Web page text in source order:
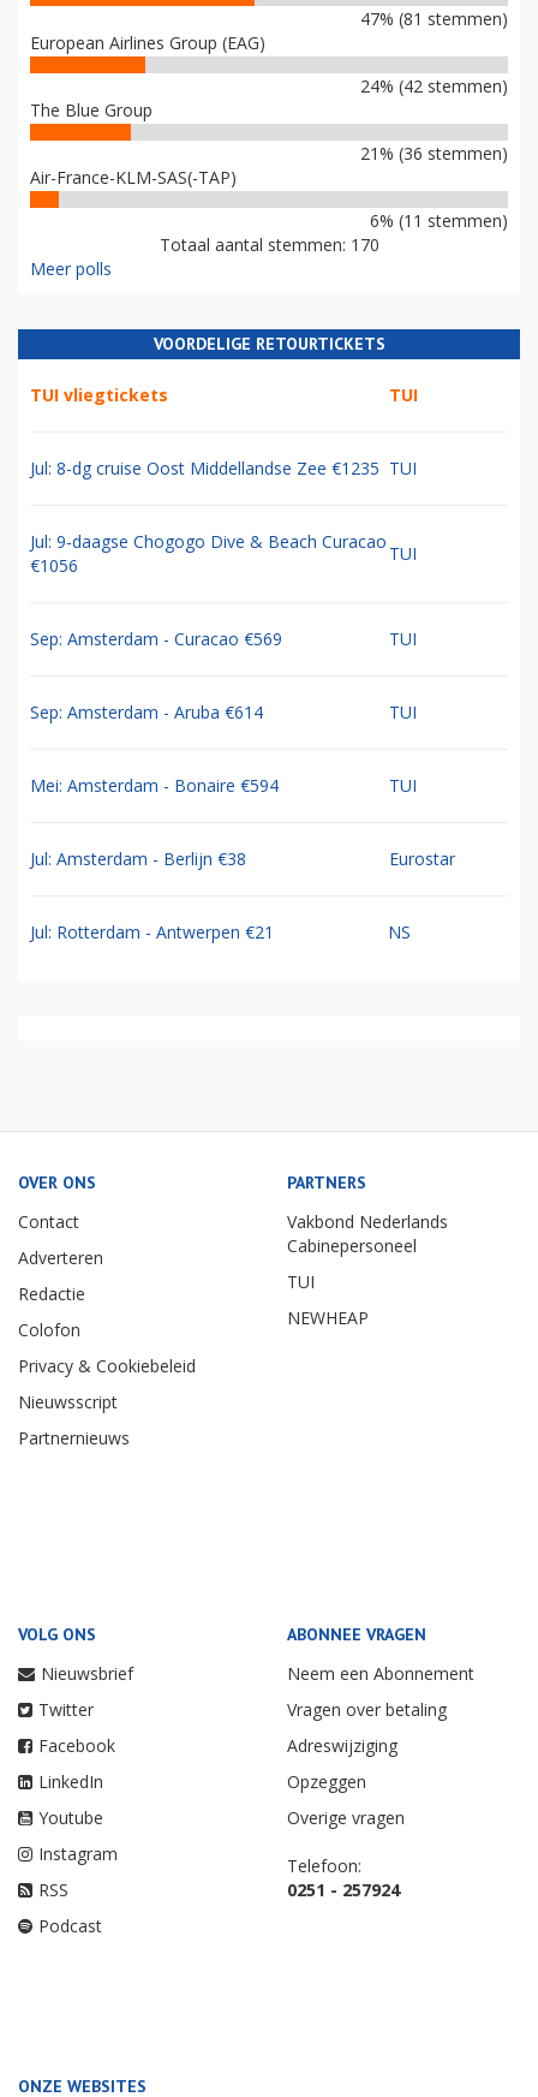
47% (81 stemmen)
European Airlines Group (EAG)
24% (42 stemmen)
The Blue Group
21% (36 stemmen)
Air-France-KLM-SAS(-TAP)
6% (11 stemmen)
Totaal aantal stemmen: 170
Meer polls
VOORDELIGE RETOURTICKETS
TUI vliegtickets TUI
Jul: 8-dg cruise Oost Middellandse Zee €1235 TUI
Jul: 9-daagse Chogogo Dive & Beach Curacao
€1056
TUI
Sep: Amsterdam - Curacao €569 TUI
Sep: Amsterdam - Aruba €614 TUI
Mei: Amsterdam - Bonaire €594 TUI
Jul: Amsterdam - Berlijn €38 Eurostar
Jul: Rotterdam - Antwerpen €21 NS
OVER ONS
Contact
Adverteren
Redactie
Colofon
Privacy & Cookiebeleid
Nieuwsscript
Partnernieuws
PARTNERS
Vakbond Nederlands
Cabinepersoneel
TUI
NEWHEAP
VOLG ONS
Nieuwsbrief
Twitter
Facebook
LinkedIn
Youtube
Instagram
RSS
Podcast
ABONNEE VRAGEN
Neem een Abonnement
Vragen over betaling
Adreswijziging
Opzeggen
Overige vragen
Telefoon:
0251 - 257924
ONZE WEBSITES